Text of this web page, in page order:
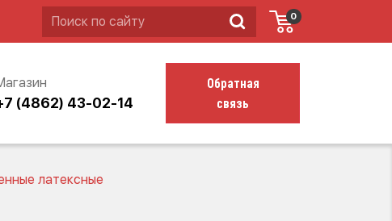
0
(4862) 43-02-14
Обратная
связь
латексные